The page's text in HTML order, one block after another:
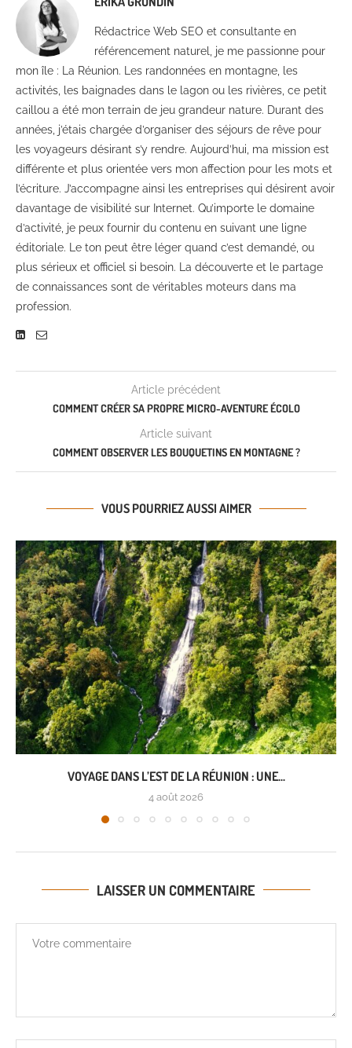
Rédactrice Web SEO et consultante en
référencement naturel, je me passionne pour
mon île : La Réunion. Les randonnées en montagne, les
activités, les baignades dans le lagon ou les rivières, ce petit
caillou a été mon terrain de jeu grandeur nature. Durant des
années, j’étais chargée d’organiser des séjours de rêve pour
les voyageurs désirant s’y rendre. Aujourd’hui, ma mission est
différente et plus orientée vers mon affection pour les mots et
l’écriture. J’accompagne ainsi les entreprises qui désirent avoir
davantage de visibilité sur Internet. Qu’importe le domaine
d’activité, je peux fournir du contenu en suivant une ligne
éditoriale. Le ton peut être léger quand c’est demandé, ou
plus sérieux et officiel si besoin. La découverte et le partage
de connaissances sont de véritables moteurs dans ma
profession.
Article précédent
COMMENT CRÉER SA PROPRE MICRO-AVENTURE ÉCOLO
Article suivant
COMMENT OBSERVER LES BOUQUETINS EN MONTAGNE ?
VOUS POURRIEZ AUSSI AIMER
VOYAGE DANS L’EST DE LA RÉUNION : UNE...
4 août 2026
LAISSER UN COMMENTAIRE